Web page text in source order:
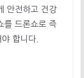
안전하고 건강
를 드론쇼로 즉
합니다.